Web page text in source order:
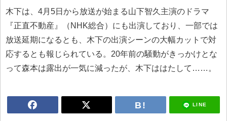
木下は、4月5日から放送が始まる山下智久主演のドラマ
『正直不動産』（NHK総合）にも出演しており、一部では
放送延期になるとも、木下の出演シーンの大幅カットで対
応するとも報じられている。20年前の騒動がきっかけとな
って森本は露出が一気に減ったが、木下ははたして……。
LINE